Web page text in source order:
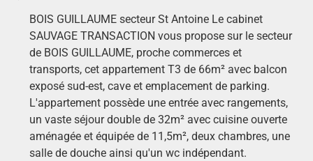
BOIS GUILLAUME secteur St Antoine Le cabinet
SAUVAGE TRANSACTION vous propose sur le secteur
de BOIS GUILLAUME, proche commerces et
transports, cet appartement T3 de 66m² avec balcon
exposé sud-est, cave et emplacement de parking.
L'appartement possède une entrée avec rangements,
un vaste séjour double de 32m² avec cuisine ouverte
aménagée et équipée de 11,5m², deux chambres, une
salle de douche ainsi qu'un wc indépendant.